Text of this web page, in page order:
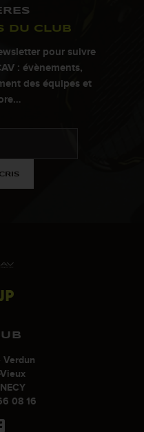
DU CLUB
pour suivre
: évènements,
des équipes et
Verdun
08 16